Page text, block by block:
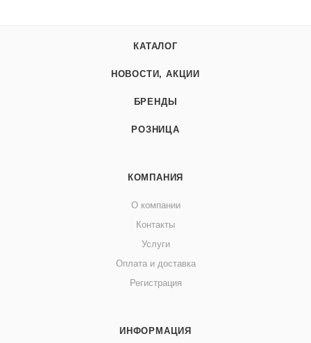
КАТАЛОГ
НОВОСТИ, АКЦИИ
БРЕНДЫ
РОЗНИЦА
КОМПАНИЯ
О компании
Контакты
Услуги
Оплата и доставка
Регистрация
ИНФОРМАЦИЯ